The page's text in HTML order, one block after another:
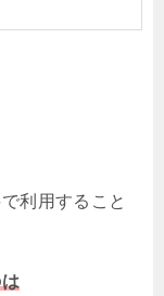
利用すること